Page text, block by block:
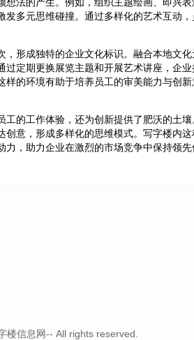
多元思维碰撞。通过多样化的艺术互动
形成独特的企业文化标识。融合本地文
定期更换展览主题和开展艺术讲座，企
的环境有助于培养员工的审美能力与创
的工作体验，还为创新提供了肥沃的土
意，形成多样化的思维模式。写字楼内
，助力企业在激烈的市场竞争中保持领先
信息网-- All rights reserved.